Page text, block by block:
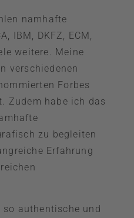
namhafte
IBM, DKFZ, ECM,
weitere. Meine
verschiedenen
Forbes
Zudem habe ich das
zu begleiten
Erfahrung
so authentische und